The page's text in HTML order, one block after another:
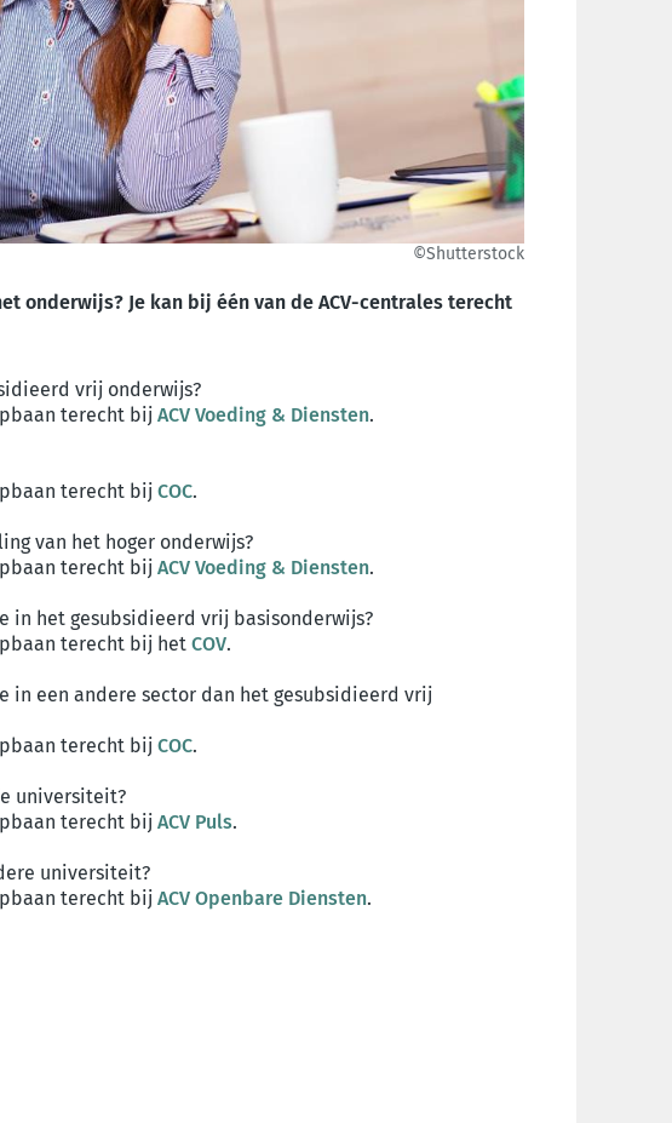
©Shutterstock
onderwijs? Je kan bij één van de ACV-centrales terecht
vrij onderwijs?
terecht bij ACV Voeding & Diensten.
terecht bij COC.
van het hoger onderwijs?
terecht bij ACV Voeding & Diensten.
in het gesubsidieerd vrij basisonderwijs?
terecht bij het COV.
in een andere sector dan het gesubsidieerd vrij
terecht bij COC.
universiteit?
terecht bij ACV Puls.
universiteit?
terecht bij ACV Openbare Diensten.